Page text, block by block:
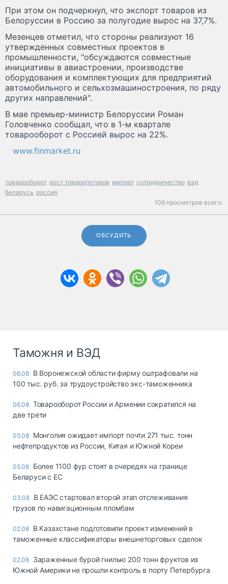
При этом он подчеркнул, что экспорт товаров из
Белоруссии в Россию за полугодие вырос на 37,7%.
Мезенцев отметил, что стороны реализуют 16
утвержденных совместных проектов в
промышленности, "обсуждаются совместные
инициативы в авиастроении, производстве
оборудования и комплектующих для предприятий
автомобильного и сельхозмашиностроения, по ряду
других направлений".
В мае премьер-министр Белоруссии Роман
Головченко сообщал, что в 1-м квартале
товарооборот с Россией вырос на 22%.
www.finmarket.ru
товарооборот рост товаропотоков импорт сотрудничество вэд
беларусь россия
106 просмотров всего.
ОБСУДИТЬ
Таможня и ВЭД
06.08 В Воронежской области фирму оштрафовали на
100 тыс. руб. за трудоустройство экс-таможенника
06.08 Товарооборот России и Армении сократился на
две трети
05.08 Монголия ожидает импорт почти 271 тыс. тонн
нефтепродуктов из России, Китая и Южной Кореи
05.08 Более 1100 фур стоят в очередях на границе
Беларуси с ЕС
03.08 В ЕАЭС стартовал второй этап отслеживания
грузов по навигационным пломбам
02.08 В Казахстане подготовили проект изменений в
таможенные классификаторы внешнеторговых сделок
02.08 Зараженные бурой гнилью 200 тонн фруктов из
Южной Америки не прошли контроль в порту Петербурга